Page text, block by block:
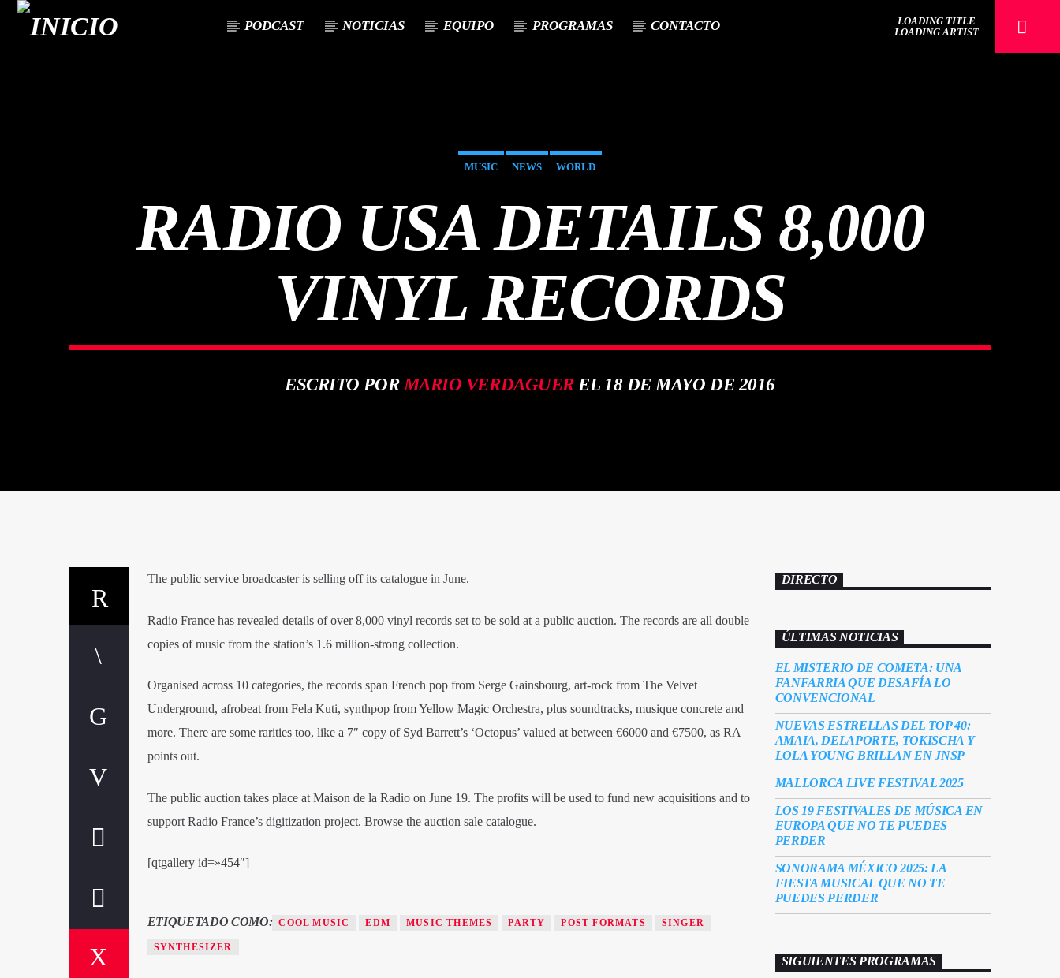
PODCAST NOTICIAS EQUIPO PROGRAMAS CONTACTO
LOADING TITLE
LOADING ARTIST
MUSIC NEWS WORLD
RADIO USA DETAILS 8,000
VINYL RECORDS
ESCRITO PORMARIO VERDAGUEREL 18 DE MAYO DE 2016
The public service broadcaster is selling off its catalogue in June.
Radio France has revealed details of over 8,000 vinyl records set to be sold at a public auction. The records are all double
copies of music from the station’s 1.6 million-strong collection.
Organised across 10 categories, the records span French pop from Serge Gainsbourg, art-rock from The Velvet
Underground, afrobeat from Fela Kuti, synthpop from Yellow Magic Orchestra, plus soundtracks, musique concrete and
more. There are some rarities too, like a 7″ copy of Syd Barrett’s ‘Octopus’ valued at between €6000 and €7500, as RA
points out.
The public auction takes place at Maison de la Radio on June 19. The profits will be used to fund new acquisitions and to
support Radio France’s digitization project. Browse the auction sale catalogue.
[qtgallery id=»454″]
ETIQUETADO COMO: COOL MUSIC EDM MUSIC THEMES PARTY POST FORMATS SINGER
SYNTHESIZER
DIRECTO
ÚLTIMAS NOTICIAS
EL MISTERIO DE COMETA: UNA
FANFARRIA QUE DESAFÍA LO
CONVENCIONAL
NUEVAS ESTRELLAS DEL TOP 40:
AMAIA, DELAPORTE, TOKISCHA Y
LOLA YOUNG BRILLAN EN JNSP
MALLORCA LIVE FESTIVAL 2025
LOS 19 FESTIVALES DE MÚSICA EN
EUROPA QUE NO TE PUEDES
PERDER
SONORAMA MÉXICO 2025: LA
FIESTA MUSICAL QUE NO TE
PUEDES PERDER
SIGUIENTES PROGRAMAS